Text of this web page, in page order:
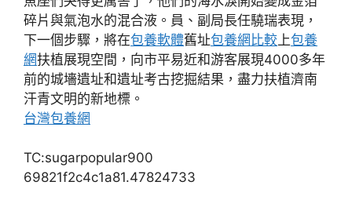
碎片與氣泡水的混合液。員、副局長任驍瑞表現，
下一個步驟，將在包養軟體舊址包養網比較 上包養
網扶植展現空間，向市平易近和游客展現4000多年
前的城墻遺址和遺址考古挖掘結果，盡力扶植濟南
汗青文明的新地標。
台灣包養網
TC:sugarpopular900
69821f2c4c1a81.47824733